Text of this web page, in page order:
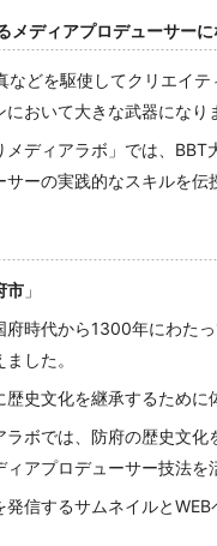
メディアプロデューサーに
などを駆使してクリエイ
おいて大きな武器になり
ディアラボ」では、
ーの実践的なスキルを伝
市」
府時代から1300年にわた
した。
史文化を継承するために
ボでは、防府の歴史文
アプロデューサー技法を
信するサムネイルとWEB